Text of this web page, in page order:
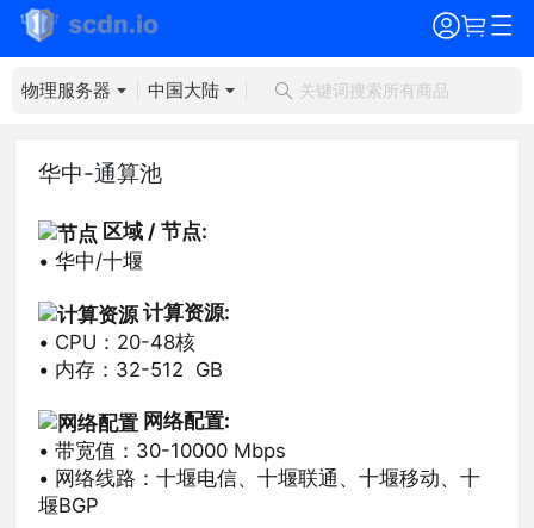
物理服务器 中国大陆
华中-通算池
区域 / 节点​:
• 华中/十堰
计算资源:
• CPU：20-48核
• 内存：32-512 GB
网络配置:​​​
• 带宽值：30-10000 Mbps
• 网络线路：十堰电信、十堰联通、十堰移动、十
堰BGP